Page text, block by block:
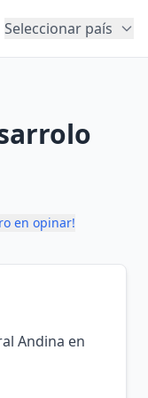
Seleccionar país
en opinar!
Andina en